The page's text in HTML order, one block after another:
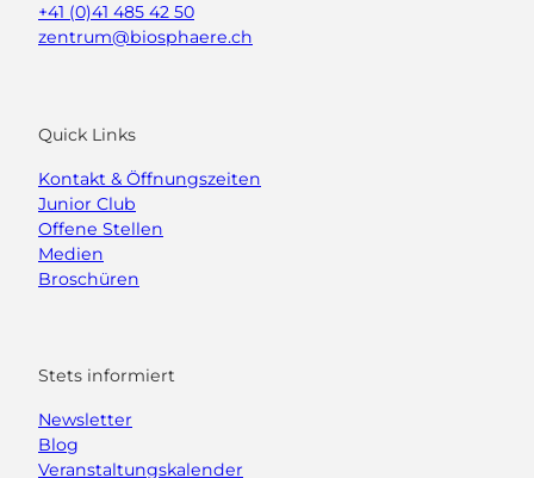
+41 (0)41 485 42 50
zentrum@biosphaere.ch
Quick Links
Kontakt & Öffnungszeiten
Junior Club
Offene Stellen
Medien
Broschüren
Stets informiert
Newsletter
Blog
Veranstaltungskalender